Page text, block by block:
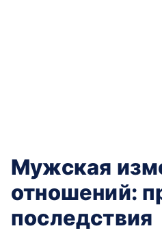
Мужская
отношений:
последствия